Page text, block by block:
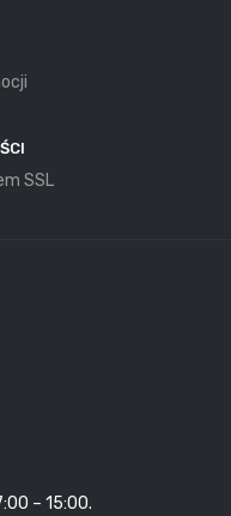
SSL
– 15:00.